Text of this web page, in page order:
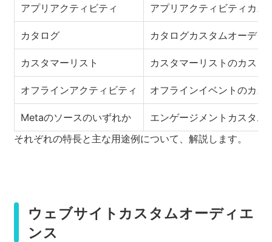
アプリアクティビティ アプリアクティビティカス
カタログ カタログカスタムオーディ
カスタマーリスト カスタマーリストのカスタ
オフラインアクティビティ オフラインイベントのカス
Metaのソースのいずれか
エンゲージメントカスタム
それぞれの特長と主な用途例について、解説します。
ウェブサイトカスタムオーディエ
ンス